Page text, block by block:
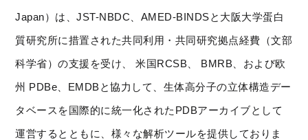
Japan）は、JST-NBDC、AMED-BINDSと大阪大学蛋白
質研究所に措置された共同利用・共同研究拠点経費（文部
科学省）の支援を受け、 米国RCSB、 BMRB、および欧
州 PDBe、EMDBと協力して、生体高分子の立体構造デー
タベースを国際的に統一化されたPDBアーカイブとして
運営するとともに、様々な解析ツールを提供しておりま